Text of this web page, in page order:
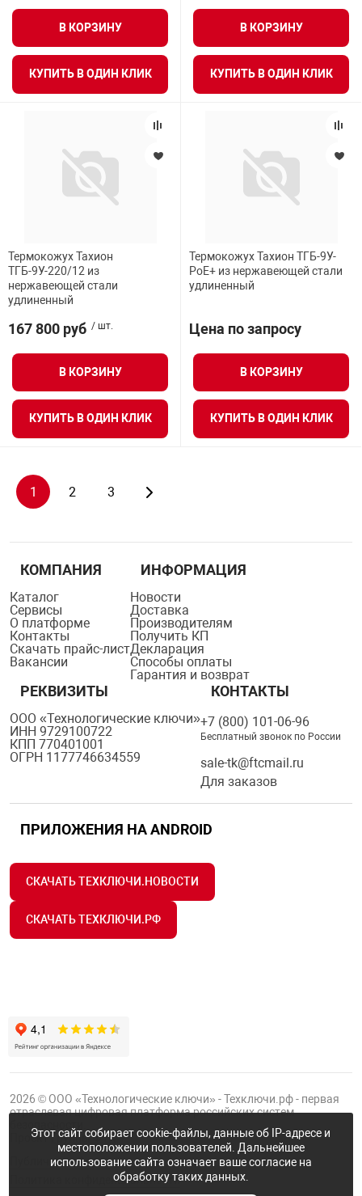
В КОРЗИНУ
КУПИТЬ В ОДИН КЛИК
В КОРЗИНУ
КУПИТЬ В ОДИН КЛИК
Термокожух Тахион
ТГБ-9У-220/12 из
нержавеющей стали
удлиненный
167 800 руб / шт.
В КОРЗИНУ
КУПИТЬ В ОДИН КЛИК
Термокожух Тахион ТГБ-9У-
PoE+ из нержавеющей стали
удлиненный
Цена по запросу
В КОРЗИНУ
КУПИТЬ В ОДИН КЛИК
1 2 3
КОМПАНИЯ
Каталог
Сервисы
О платформе
Контакты
Скачать прайс-лист
Вакансии
ИНФОРМАЦИЯ
Новости
Доставка
Производителям
Получить КП
Декларация
Способы оплаты
Гарантия и возврат
РЕКВИЗИТЫ
ООО «Технологические ключи»
ИНН 9729100722
КПП 770401001
ОГРН 1177746634559
КОНТАКТЫ
+7 (800) 101-06-96
Бесплатный звонок по России
sale-tk@ftcmail.ru
Для заказов
ПРИЛОЖЕНИЯ НА ANDROID
СКАЧАТЬ ТЕХКЛЮЧИ.НОВОСТИ
СКАЧАТЬ ТЕХКЛЮЧИ.РФ
2026 © ООО «Технологические ключи» - Техключи.рф - первая
отраслевая цифровая платформа российских систем
ПроектГруппы ФТК
Публичная оферта
Политика конфиденциальности
Этот сайт собирает cookie-файлы, данные об IP-адресе и
местоположении пользователей. Дальнейшее
использование сайта означает ваше согласие на
обработку таких данных.